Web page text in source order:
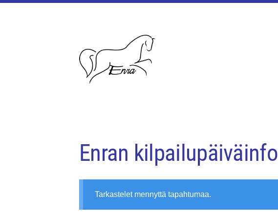
Enjalan ratsastajat ry
Enran kilpailupäiväinfo
Tarkastelet mennyttä tapahtumaa.